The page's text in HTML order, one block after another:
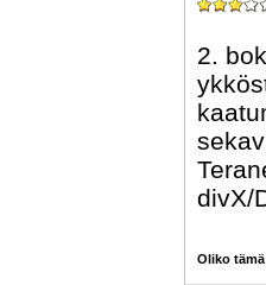
2.
divX/
Oliko